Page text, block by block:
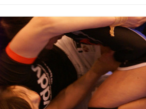
ツ
へ
ス
キ
ッ
プ